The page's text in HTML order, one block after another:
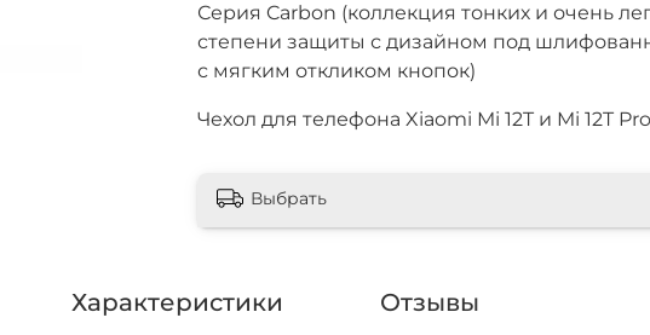
Серия Carbon (коллекция тонких и очень
степени защиты с дизайном под
с мягким откликом кнопок)
Чехол для телефона Xiaomi Mi 12T и Mi 12T Pro
Выбрать
Характеристики Отзывы